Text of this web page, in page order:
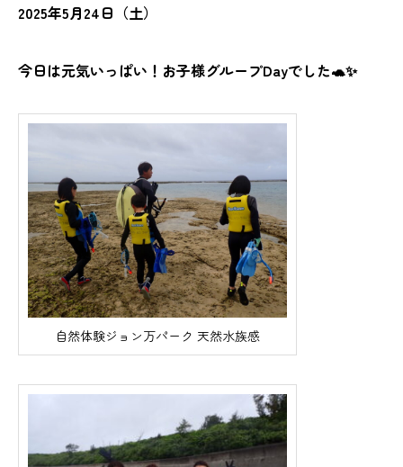
2025年5月24日（土）
今日は元気いっぱい！お子様グループDayでした🐢✨
自然体験ジョン万パーク 天然水族感